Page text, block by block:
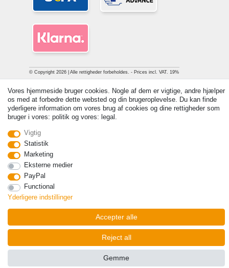
© Copyright 2026 | Alle rettigheder forbeholdes. - Prices incl. VAT. 19%
Withdraw from contract here Kontakt
Vores hjemmeside bruger cookies. Nogle af dem er vigtige, andre hjælper
os med at forbedre dette websted og din brugeroplevelse. Du kan finde
yderligere information om vores brug af cookies og dine rettigheder som
bruger i vores: politik og vores: legal.
Vigtig
Statistik
Marketing
Eksterne medier
PayPal
Functional
Yderligere indstillinger
Accepter alle
Reject all
Gemme